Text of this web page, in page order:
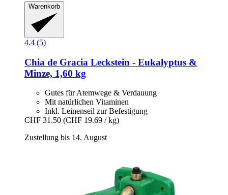
Warenkorb
4.4 (5)
Chia de Gracia Leckstein -​ Eukalyptus &
Minze, 1,60 kg
Gutes für Atemwege & Verdauung
Mit natürlichen Vitaminen
Inkl. Leinenseil zur Befestigung
CHF 31.50 (CHF 19.69 / kg)
Zustellung bis 14. August